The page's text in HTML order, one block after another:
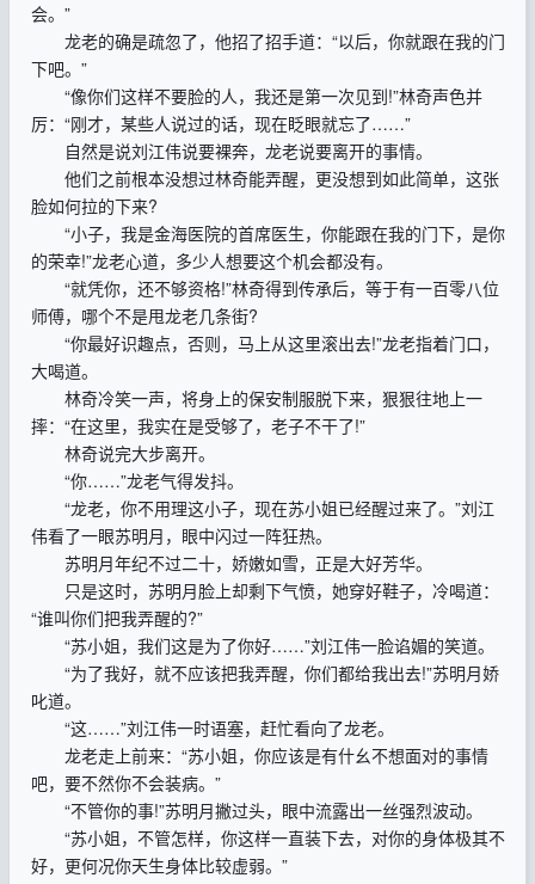
会。”
龙老的确是疏忽了，他招了招手道：“以后，你就跟在我的门
下吧。”
“像你们这样不要脸的人，我还是第一次见到!”林奇声色并
厉：“刚才，某些人说过的话，现在眨眼就忘了……”
自然是说刘江伟说要裸奔，龙老说要离开的事情。
他们之前根本没想过林奇能弄醒，更没想到如此简单，这张
脸如何拉的下来?
“小子，我是金海医院的首席医生，你能跟在我的门下，是你
的荣幸!”龙老心道，多少人想要这个机会都没有。
“就凭你，还不够资格!”林奇得到传承后，等于有一百零八位
师傅，哪个不是甩龙老几条街?
“你最好识趣点，否则，马上从这里滚出去!”龙老指着门口，
大喝道。
林奇冷笑一声，将身上的保安制服脱下来，狠狠往地上一
摔：“在这里，我实在是受够了，老子不干了!”
林奇说完大步离开。
“你……”龙老气得发抖。
“龙老，你不用理这小子，现在苏小姐已经醒过来了。”刘江
伟看了一眼苏明月，眼中闪过一阵狂热。
苏明月年纪不过二十，娇嫩如雪，正是大好芳华。
只是这时，苏明月脸上却剩下气愤，她穿好鞋子，冷喝道：
“谁叫你们把我弄醒的?”
“苏小姐，我们这是为了你好……”刘江伟一脸谄媚的笑道。
“为了我好，就不应该把我弄醒，你们都给我出去!”苏明月娇
叱道。
“这……”刘江伟一时语塞，赶忙看向了龙老。
龙老走上前来：“苏小姐，你应该是有什幺不想面对的事情
吧，要不然你不会装病。”
“不管你的事!”苏明月撇过头，眼中流露出一丝强烈波动。
“苏小姐，不管怎样，你这样一直装下去，对你的身体极其不
好，更何况你天生身体比较虚弱。”